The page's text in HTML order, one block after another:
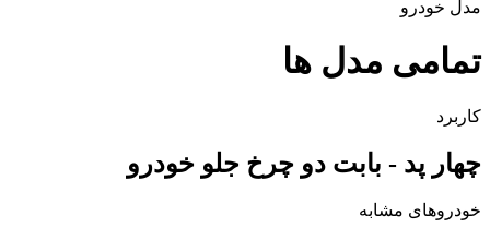
مدل خودرو
تمامی مدل ها
کاربرد
چهار پد - بابت دو چرخ جلو خودرو
خودروهای مشابه